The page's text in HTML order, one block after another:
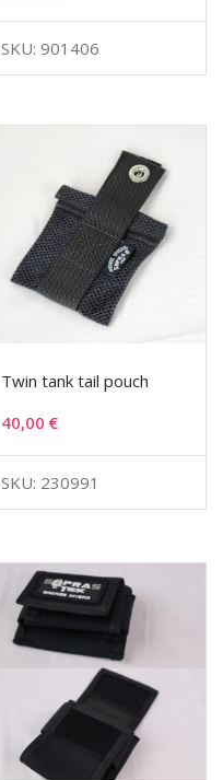
SKU: 901406
Twin tank tail pouch
40,00€
SKU: 230991